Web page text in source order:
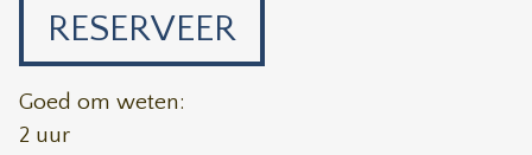
RESERVEER
Goed om weten:
2 uur